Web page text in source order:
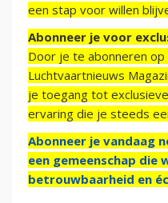
een stap voor willen
Abonneer je voor
Door je te abonneren op
Luchtvaartnieuws
je toegang tot
ervaring die je steeds
Abonneer je vandaag
een gemeenschap die
betrouwbaarheid en